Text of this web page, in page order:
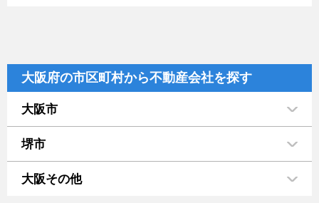
大阪府の市区町村から不動産会社を探す
大阪市
堺市
大阪その他